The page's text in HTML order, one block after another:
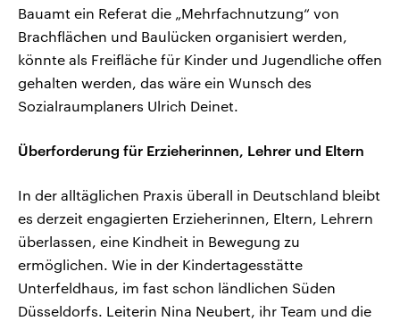
Bauamt ein Referat die „Mehrfachnutzung“ von
Brachflächen und Baulücken organisiert werden,
könnte als Freifläche für Kinder und Jugendliche offen
gehalten werden, das wäre ein Wunsch des
Sozialraumplaners Ulrich Deinet.
Überforderung für Erzieherinnen, Lehrer und Eltern
In der alltäglichen Praxis überall in Deutschland bleibt
es derzeit engagierten Erzieherinnen, Eltern, Lehrern
überlassen, eine Kindheit in Bewegung zu
ermöglichen. Wie in der Kindertagesstätte
Unterfeldhaus, im fast schon ländlichen Süden
Düsseldorfs. Leiterin Nina Neubert, ihr Team und die